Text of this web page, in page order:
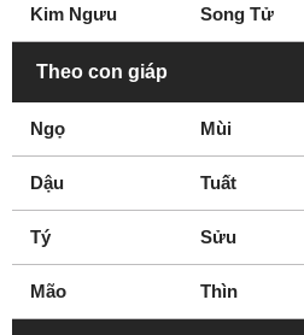
Kim Ngưu Song Tử
Theo con giáp
Ngọ Mùi
Dậu Tuất
Tý Sửu
Mão Thìn